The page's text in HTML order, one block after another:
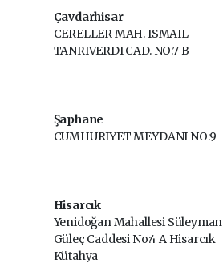
Çavdarhisar
CERELLER MAH. ISMAIL
TANRIVERDI CAD. NO:7 B
Şaphane
CUMHURIYET MEYDANI NO:9
Hisarcık
Yenidoğan Mahallesi Süleyman
Güleç Caddesi No:4 A Hisarcık
Kütahya